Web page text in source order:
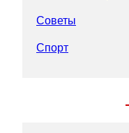
Советы
Спорт